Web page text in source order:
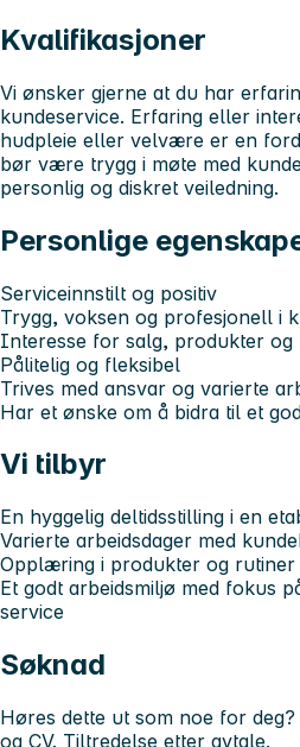
Kvalifikasjoner
Vi ønsker gjerne at du har
kundeservice. Erfaring eller
hudpleie eller velvære er en
bør være trygg i møte med
personlig og diskret veiledning.
Personlige
Serviceinnstilt og positiv
Trygg, voksen og profesjonell i
Interesse for salg, produkter og
Pålitelig og fleksibel
Trives med ansvar og varierte
Har et ønske om å bidra til et
Vi tilbyr
En hyggelig deltidsstilling i en
Varierte arbeidsdager med
Opplæring i produkter og rutiner
Et godt arbeidsmiljø med fokus
service
Søknad
Høres dette ut som noe for
og CV. Tiltredelse etter avtale.